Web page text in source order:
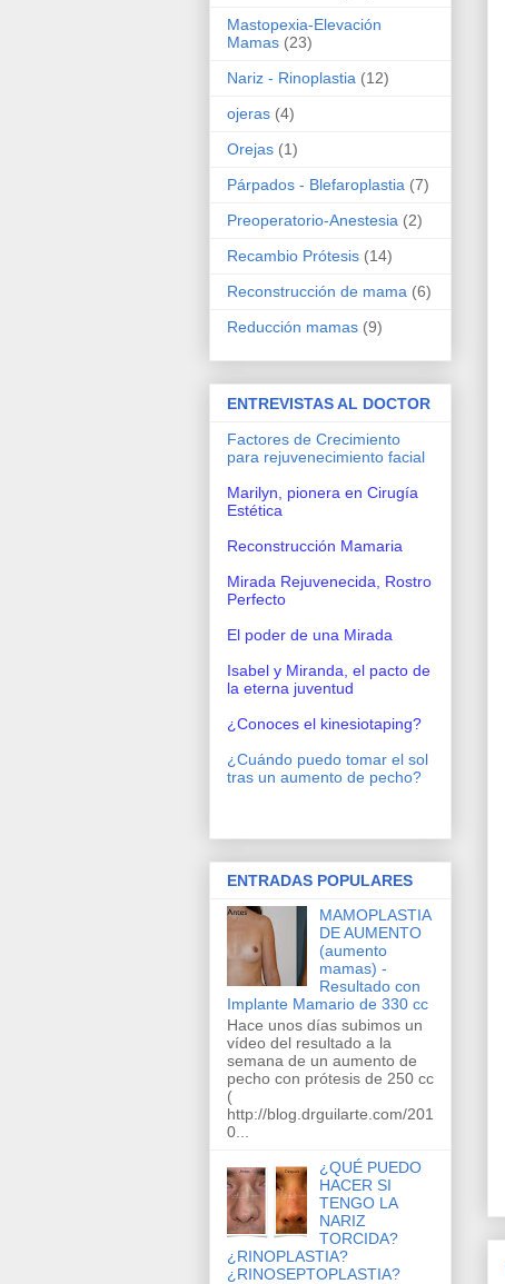
Mastopexia-Elevación
Mamas (23)
Nariz - Rinoplastia (12)
ojeras (4)
Orejas (1)
Párpados - Blefaroplastia (7)
Preoperatorio-Anestesia (2)
Recambio Prótesis (14)
Reconstrucción de mama (6)
Reducción mamas (9)
ENTREVISTAS AL DOCTOR
Factores de Crecimiento
para rejuvenecimiento facial
Marilyn, pionera en Cirugía
Estética
Reconstrucción Mamaria
Mirada Rejuvenecida, Rostro
Perfecto
El poder de una Mirada
Isabel y Miranda, el pacto de
la eterna juventud
¿Conoces el kinesiotaping?
¿Cuándo puedo tomar el sol
tras un aumento de pecho?
ENTRADAS POPULARES
MAMOPLASTIA
DE AUMENTO
(aumento
mamas) -
Resultado con
Implante Mamario de 330 cc
Hace unos días subimos un
vídeo del resultado a la
semana de un aumento de
pecho con prótesis de 250 cc
(
http://blog.drguilarte.com/201
0...
¿QUÉ PUEDO
HACER SI
TENGO LA
NARIZ
TORCIDA?
¿RINOPLASTIA?
¿RINOSEPTOPLASTIA?